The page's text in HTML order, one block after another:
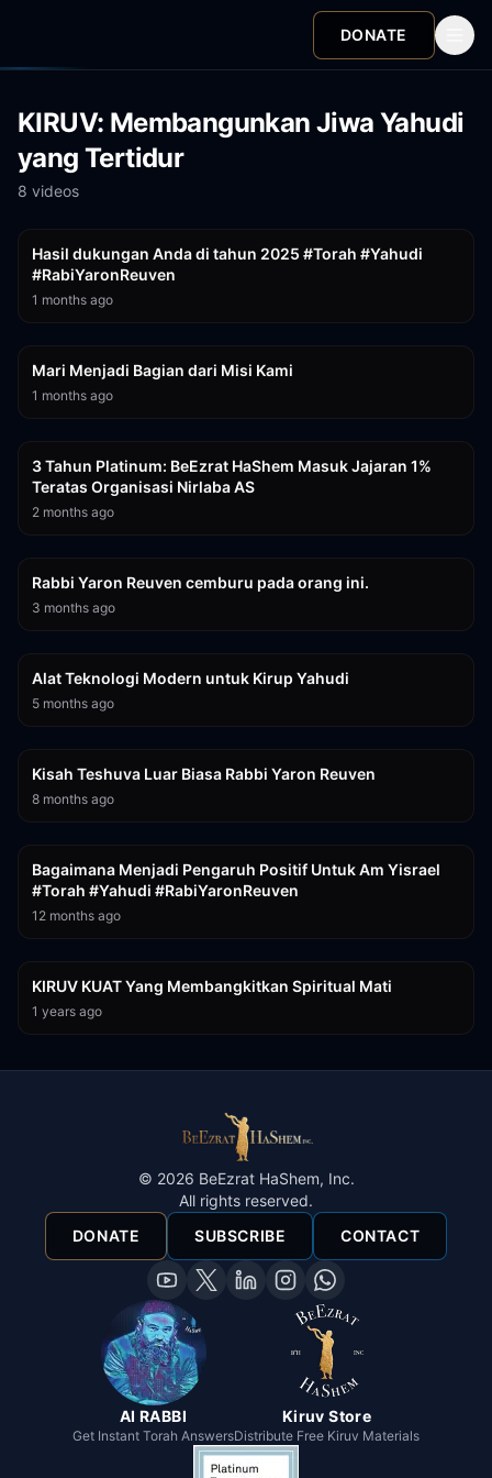
DONATE
KIRUV: Membangunkan Jiwa Yahudi
yang Tertidur
8 videos
Hasil dukungan Anda di tahun 2025 #Torah #Yahudi
#RabiYaronReuven
1 months ago
Mari Menjadi Bagian dari Misi Kami
1 months ago
3 Tahun Platinum: BeEzrat HaShem Masuk Jajaran 1%
Teratas Organisasi Nirlaba AS
2 months ago
Rabbi Yaron Reuven cemburu pada orang ini.
3 months ago
Alat Teknologi Modern untuk Kirup Yahudi
5 months ago
Kisah Teshuva Luar Biasa Rabbi Yaron Reuven
8 months ago
Bagaimana Menjadi Pengaruh Positif Untuk Am Yisrael
#Torah #Yahudi #RabiYaronReuven
12 months ago
KIRUV KUAT Yang Membangkitkan Spiritual Mati
1 years ago
© 2026 BeEzrat HaShem, Inc.
All rights reserved.
DONATE
SUBSCRIBE CONTACT
AI RABBI
Get Instant Torah Answers
Kiruv Store
Distribute Free Kiruv Materials